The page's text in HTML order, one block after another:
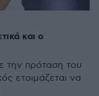
και ο
την πρόταση του
ετοιμάζεται να